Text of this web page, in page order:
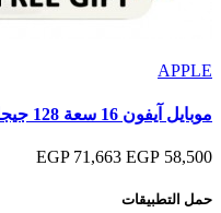
APPLE
موبايل آيفون 16 سعة 128 جيجابايت بضمان ABM
58,500 EGP
71,663 EGP
حمل التطبيقات